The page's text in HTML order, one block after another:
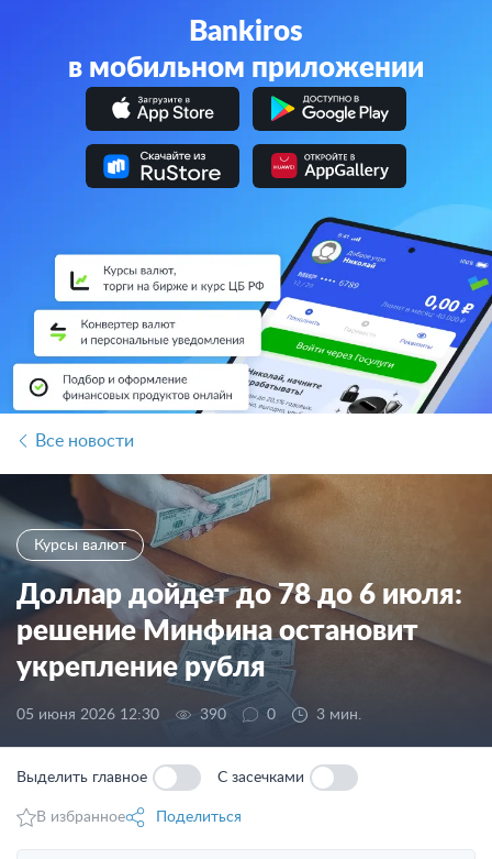
Bankiros
в мобильном приложении
Все новости
Курсы валют
Доллар дойдет до 78 до 6 июля:
решение Минфина остановит
укрепление рубля
05 июня 2026 12:30 390 0 3 мин.
Выделить главное С засечками
В избранное Поделиться